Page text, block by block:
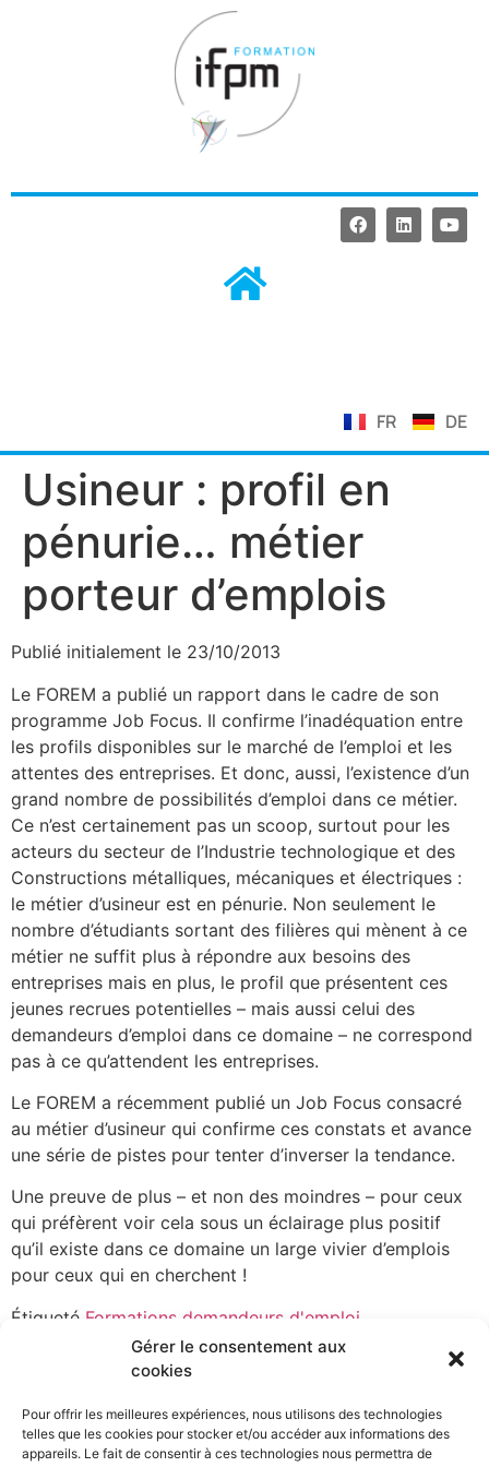
Gérer le consentement aux
cookies
Pour offrir les meilleures expériences, nous utilisons des technologies
telles que les cookies pour stocker et/ou accéder aux informations des
appareils. Le fait de consentir à ces technologies nous permettra de
FR DE
Usineur : profil en
pénurie… métier
porteur d’emplois
Publié initialement le 23/10/2013
Le FOREM a publié un rapport dans le cadre de son
programme Job Focus. Il confirme l’inadéquation entre
les profils disponibles sur le marché de l’emploi et les
attentes des entreprises. Et donc, aussi, l’existence d’un
grand nombre de possibilités d’emploi dans ce métier.
Ce n’est certainement pas un scoop, surtout pour les
acteurs du secteur de l’Industrie technologique et des
Constructions métalliques, mécaniques et électriques :
le métier d’usineur est en pénurie. Non seulement le
nombre d’étudiants sortant des filières qui mènent à ce
métier ne suffit plus à répondre aux besoins des
entreprises mais en plus, le profil que présentent ces
jeunes recrues potentielles – mais aussi celui des
demandeurs d’emploi dans ce domaine – ne correspond
pas à ce qu’attendent les entreprises.
Le FOREM a récemment publié un Job Focus consacré
au métier d’usineur qui confirme ces constats et avance
une série de pistes pour tenter d’inverser la tendance.
Une preuve de plus – et non des moindres – pour ceux
qui préfèrent voir cela sous un éclairage plus positif
qu’il existe dans ce domaine un large vivier d’emplois
pour ceux qui en cherchent !
Étiqueté Formations demandeurs d'emploi
Entreprises Ouvriers Enseignants Etudiants
Chercheurs
d'emploi